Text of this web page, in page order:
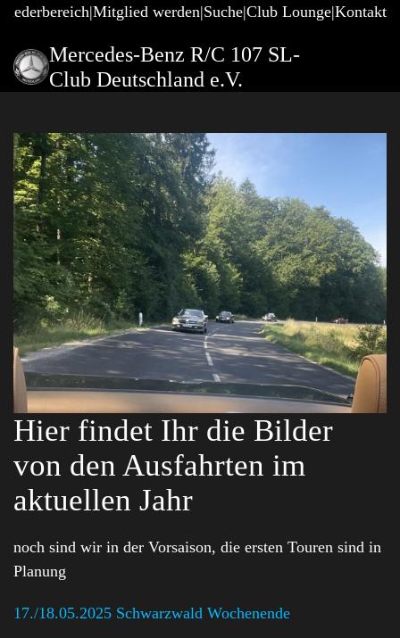
Mitglied werden Suche Club Lounge Kontakt
Mercedes-Benz R/C 107 SL-
Club Deutschland e.V.
Hier findet Ihr die Bilder
von den Ausfahrten im
aktuellen Jahr
noch sind wir in der Vorsaison, die ersten Touren sind in
Planung
17./18.05.2025 Schwarzwald Wochenende